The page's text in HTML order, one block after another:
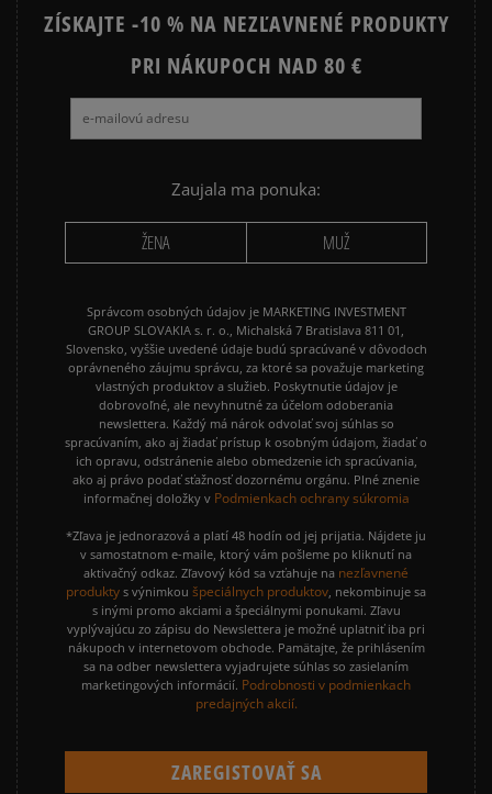
NIKE HOODIES NIKE SPORTSWEAR
JARNÉ OBLEČENIE JESENNÉ OBLEČENIE
ZIMNÉ OBLEČENIE
ZÍSKAJTE -10 % NA NEZĽAVNENÉ PRODUKTY
PRI NÁKUPOCH NAD 80 €
Zaujala ma ponuka:
ŽENA MUŽ
Správcom osobných údajov je MARKETING INVESTMENT
GROUP SLOVAKIA s. r. o., Michalská 7 Bratislava 811 01,
Slovensko, vyššie uvedené údaje budú spracúvané v dôvodoch
oprávneného záujmu správcu, za ktoré sa považuje marketing
vlastných produktov a služieb. Poskytnutie údajov je
dobrovoľné, ale nevyhnutné za účelom odoberania
newslettera. Každý má nárok odvolať svoj súhlas so
spracúvaním, ako aj žiadať prístup k osobným údajom, žiadať o
ich opravu, odstránenie alebo obmedzenie ich spracúvania,
ako aj právo podať sťažnosť dozornému orgánu. Plné znenie
informačnej doložky v Podmienkach ochrany súkromia
*Zľava je jednorazová a platí 48 hodín od jej prijatia. Nájdete ju
v samostatnom e-maile, ktorý vám pošleme po kliknutí na
aktivačný odkaz. Zľavový kód sa vzťahuje na nezľavnené
produkty s výnimkou špeciálnych produktov, nekombinuje sa
s inými promo akciami a špeciálnymi ponukami. Zľavu
vyplývajúcu zo zápisu do Newslettera je možné uplatniť iba pri
nákupoch v internetovom obchode. Pamätajte, že prihlásením
sa na odber newslettera vyjadrujete súhlas so zasielaním
marketingových informácií. Podrobnosti v podmienkach
predajných akcií.